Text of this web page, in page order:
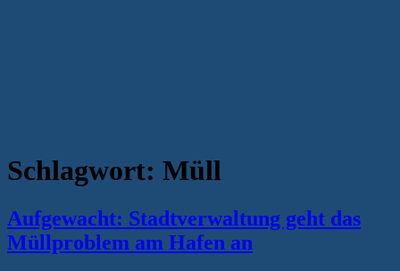
Schlagwort: Müll
Aufgewacht: Stadtverwaltung geht das
Müllproblem am Hafen an